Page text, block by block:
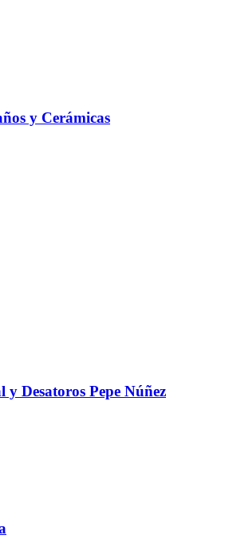
y Cerámicas
Desatoros Pepe Núñez